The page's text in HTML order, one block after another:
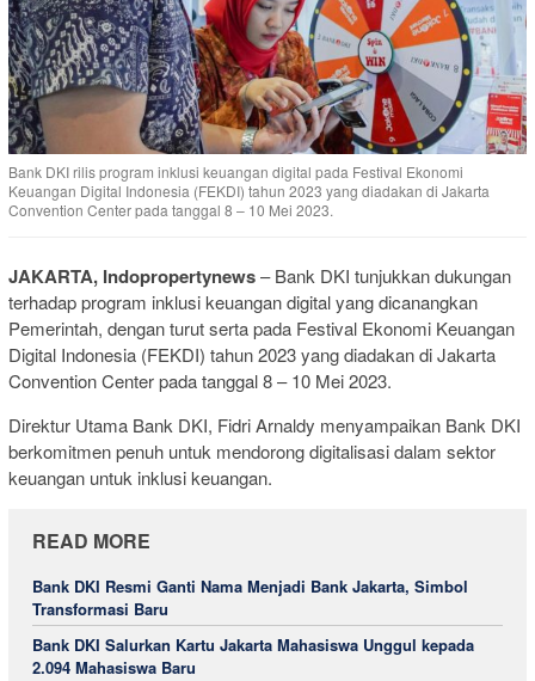
Bank DKI rilis program inklusi keuangan digital pada Festival Ekonomi
Keuangan Digital Indonesia (FEKDI) tahun 2023 yang diadakan di Jakarta
Convention Center pada tanggal 8 – 10 Mei 2023.
JAKARTA, Indopropertynews– Bank DKI tunjukkan dukungan
terhadap program inklusi keuangan digital yang dicanangkan
Pemerintah, dengan turut serta pada Festival Ekonomi Keuangan
Digital Indonesia (FEKDI) tahun 2023 yang diadakan di Jakarta
Convention Center pada tanggal 8 – 10 Mei 2023.
Direktur Utama Bank DKI, Fidri Arnaldy menyampaikan Bank DKI
berkomitmen penuh untuk mendorong digitalisasi dalam sektor
keuangan untuk inklusi keuangan.
READ MORE
Bank DKI Resmi Ganti Nama Menjadi Bank Jakarta, Simbol
Transformasi Baru
Bank DKI Salurkan Kartu Jakarta Mahasiswa Unggul kepada
2.094 Mahasiswa Baru